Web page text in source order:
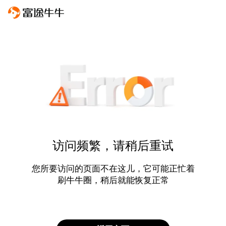
访问频繁，请稍后重试
您所要访问的页面不在这儿，它可能正忙着
刷牛牛圈，稍后就能恢复正常